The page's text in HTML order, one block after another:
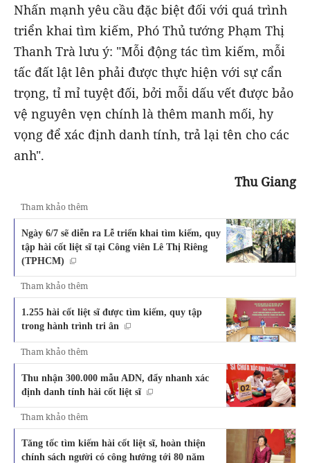
Nhấn mạnh yêu cầu đặc biệt đối với quá trình
triển khai tìm kiếm, Phó Thủ tướng Phạm Thị
Thanh Trà lưu ý: "Mỗi động tác tìm kiếm, mỗi
tấc đất lật lên phải được thực hiện với sự cẩn
trọng, tỉ mỉ tuyệt đối, bởi mỗi dấu vết được bảo
vệ nguyên vẹn chính là thêm manh mối, hy
vọng để xác định danh tính, trả lại tên cho các
anh".
Thu Giang
Tham khảo thêm
Ngày 6/7 sẽ diễn ra Lễ triển khai tìm kiếm, quy
tập hài cốt liệt sĩ tại Công viên Lê Thị Riêng
(TPHCM)
Tham khảo thêm
1.255 hài cốt liệt sĩ được tìm kiếm, quy tập
trong hành trình tri ân
Tham khảo thêm
Thu nhận 300.000 mẫu ADN, đẩy nhanh xác
định danh tính hài cốt liệt sĩ
Tham khảo thêm
Tăng tốc tìm kiếm hài cốt liệt sĩ, hoàn thiện
chính sách người có công hướng tới 80 năm